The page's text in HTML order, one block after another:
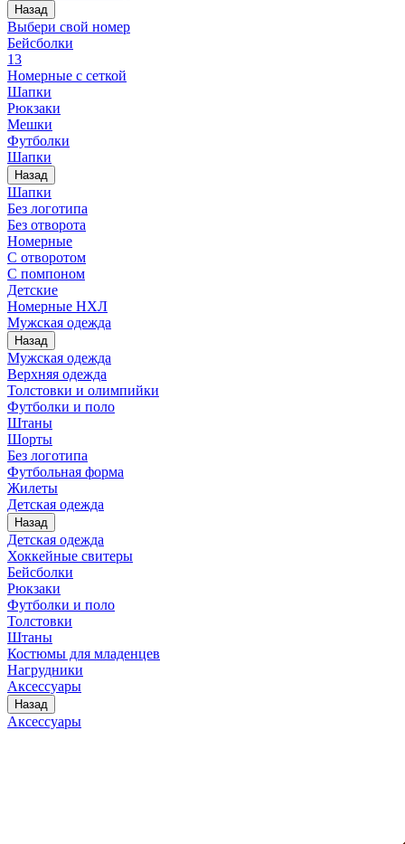
Назад
Выбери свой номер
Бейсболки
13
Номерные с сеткой
Шапки
Рюкзаки
Мешки
Футболки
Шапки
Назад
Шапки
Без логотипа
Без отворота
Номерные
С отворотом
С помпоном
Детские
Номерные НХЛ
Мужская одежда
Назад
Мужская одежда
Верхняя одежда
Толстовки и олимпийки
Футболки и поло
Штаны
Шорты
Без логотипа
Футбольная форма
Жилеты
Детская одежда
Назад
Детская одежда
Хоккейные свитеры
Бейсболки
Рюкзаки
Футболки и поло
Толстовки
Штаны
Костюмы для младенцев
Нагрудники
Аксессуары
Назад
Аксессуары